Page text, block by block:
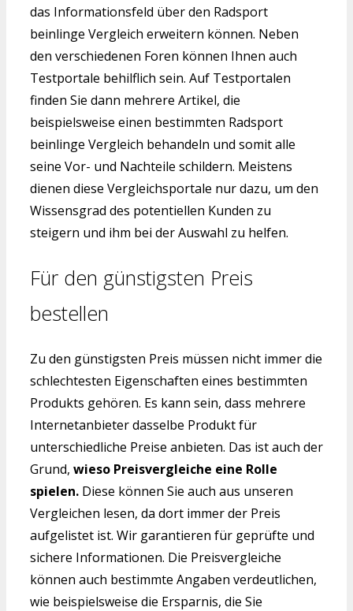
das Informationsfeld über den Radsport
beinlinge Vergleich erweitern können. Neben
den verschiedenen Foren können Ihnen auch
Testportale behilflich sein. Auf Testportalen
finden Sie dann mehrere Artikel, die
beispielsweise einen bestimmten Radsport
beinlinge Vergleich behandeln und somit alle
seine Vor- und Nachteile schildern. Meistens
dienen diese Vergleichsportale nur dazu, um den
Wissensgrad des potentiellen Kunden zu
steigern und ihm bei der Auswahl zu helfen.
Für den günstigsten Preis
bestellen
Zu den günstigsten Preis müssen nicht immer die
schlechtesten Eigenschaften eines bestimmten
Produkts gehören. Es kann sein, dass mehrere
Internetanbieter dasselbe Produkt für
unterschiedliche Preise anbieten. Das ist auch der
Grund, wieso Preisvergleiche eine Rolle
spielen. Diese können Sie auch aus unseren
Vergleichen lesen, da dort immer der Preis
aufgelistet ist. Wir garantieren für geprüfte und
sichere Informationen. Die Preisvergleiche
können auch bestimmte Angaben verdeutlichen,
wie beispielsweise die Ersparnis, die Sie